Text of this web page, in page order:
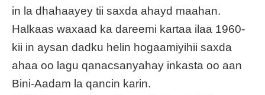
in la dhahaayey tii saxda ahayd maahan.
Halkaas waxaad ka dareemi kartaa ilaa 1960-
kii in aysan dadku helin hogaamiyihii saxda
ahaa oo lagu qanacsanyahay inkasta oo aan
Bini-Aadam la qancin karin.